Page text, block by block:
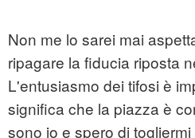
Non me lo sarei mai
ripagare la fiducia riposta
L'entusiasmo dei tifosi è
significa che la piazza è
sono io e spero di